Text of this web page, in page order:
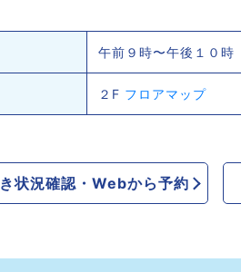
午前９時〜午後１０時
２F フロアマップ
状況確認・Webから予約